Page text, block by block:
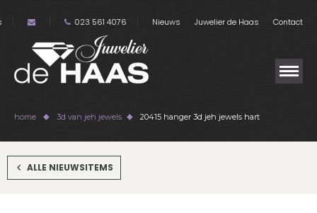
023 561 4076 Nieuws Juwelier de Haas Contact
home 3d van jeh jewels 20415 hanger 3d jeh jewels hart
ALLE NIEUWSITEMS